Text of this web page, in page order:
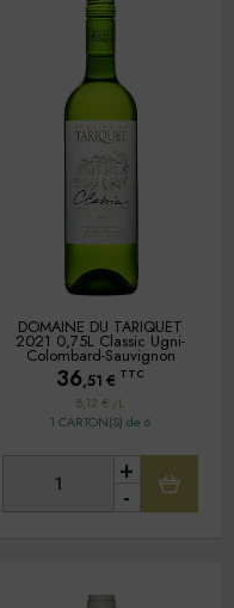
DOMAINE DU TARIQUET
2021 0,75L Classic Ugni-
Colombard-Sauvignon
36,51 € TTC
8,12 € /L
1 CARTON(S) de 6
-
+